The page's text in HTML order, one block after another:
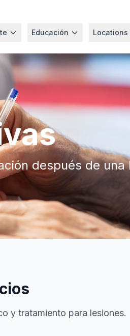
Educación Locations
después de una
y tratamiento para lesiones.